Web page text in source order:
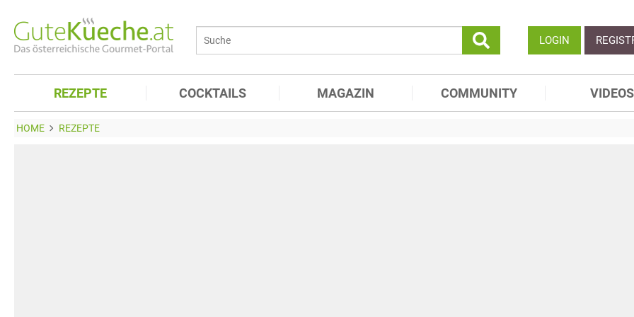
LOGIN
REZEPTE COCKTAILS MAGAZIN COMMUNITY VIDEOS
HOME REZEPTE